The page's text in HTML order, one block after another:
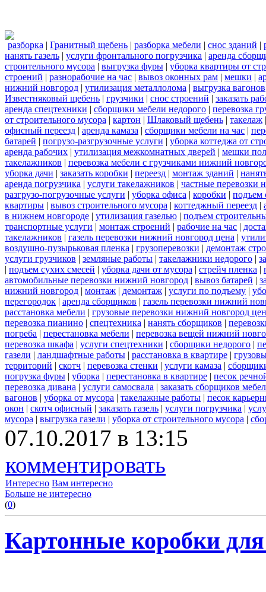
разборка | Гранитный щебень | разборка мебели | снос зданий |
нанять газель | услуги фронтального погрузчика | аренда
строительного мусора | выгрузка фуры | уборка квартиры от
строений | разнорабочие на час | вывоз оконных рам | мешки |
нижний новгород | утилизация металлолома | выгрузка вагонов
Известняковый щебень | грузчики | снос строений | заказать
аренда спецтехники | сборщики мебели недорого | перевозка
от строительного мусора | картон | Шлаковый щебень | такелаж
офисный переезд | аренда камаза | сборщики мебели на час |
батарей | погрузо-разгрузочные услуги | уборка коттеджа от
аренда рабочих | утилизация межкомнатных дверей | мешки
такелажников | перевозка мебели с грузчиками нижний
уборка дачи | заказать коробки | переезд | монтаж зданий |
аренда погрузчика | услуги такелажников | частные перевозки
разгрузо-погрузочные услуги | уборка офиса | коробки | подъем
квартиры | вывоз строительного мусора | коттеджный переезд |
в нижнем новгороде | утилизация газелью | подъем
транспортные услуги | монтаж строений | рабочие на час |
такелажников | газель перевозки нижний новгород цена |
воздушно-пузырьковая пленка | грузоперевозки | демонтаж
услуги грузчиков | земляные работы | такелажники недорого |
| подъем сухих смесей | уборка дачи от мусора | стрейч пленка |
автомобильные перевозки нижний новгород | вывоз батарей |
нижний новгород | монтаж | демонтаж | услуги по подъему |
перегородок | аренда сборщиков | газель перевозки нижний
расстановка мебели | грузовые перевозки нижний новгород
перевозка пианино | спецтехника | нанять сборщиков |
погреба | перестановка мебели | перевозка вещей нижний
перевозка шкафа | услуги спецтехники | сборщики недорого |
газели | ландшафтные работы | расстановка в квартире |
территорий | скотч | перевозка стенки | услуги камаза |
погрузка фуры | уборка | перестановка в квартире | песок
перевозка дивана | услуги самосвала | заказать сборщиков
вагонов | уборка от мусора | такелажные работы | песок
окон | скотч офисный | заказать газель | услуги погрузчика |
мусора | выгрузка газели | уборка от строительного мусора |
07.10.2017 в 13:15
комментировать
Интересно Вам интересно
Больше не интересно
(0)
Картонные коробки для